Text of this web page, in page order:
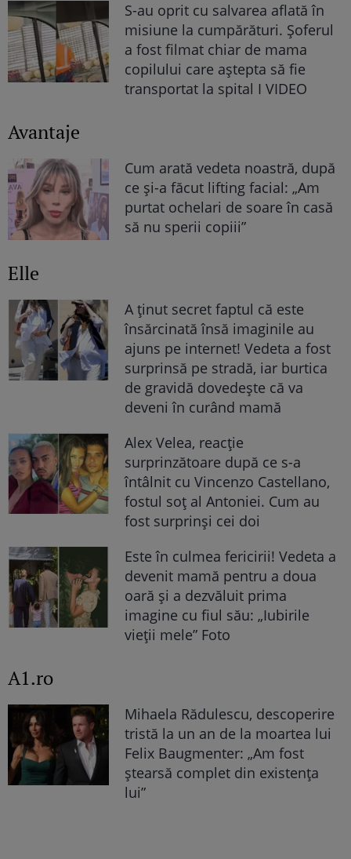
S-au oprit cu salvarea aflată în
misiune la cumpărături. Șoferul
a fost filmat chiar de mama
copilului care aștepta să fie
transportat la spital I VIDEO
Avantaje
Cum arată vedeta noastră, după
ce și-a făcut lifting facial: „Am
purtat ochelari de soare în casă
să nu sperii copiii”
Elle
A ținut secret faptul că este
însărcinată însă imaginile au
ajuns pe internet! Vedeta a fost
surprinsă pe stradă, iar burtica
de gravidă dovedește că va
deveni în curând mamă
Alex Velea, reacție
surprinzătoare după ce s-a
întâlnit cu Vincenzo Castellano,
fostul soț al Antoniei. Cum au
fost surprinși cei doi
Este în culmea fericirii! Vedeta a
devenit mamă pentru a doua
oară și a dezvăluit prima
imagine cu fiul său: „Iubirile
vieții mele” Foto
A1.ro
Mihaela Rădulescu, descoperire
tristă la un an de la moartea lui
Felix Baugmenter: „Am fost
ștearsă complet din existența
lui”